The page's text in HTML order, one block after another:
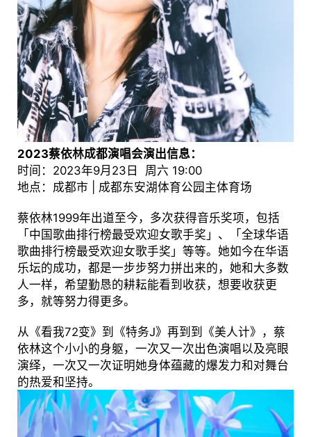
2023蔡依林成都演唱会演出信息：
时间：2023年9月23日 周六 19:00
地点：成都市 | 成都东安湖体育公园主体育场
蔡依林1999年出道至今，多次获得音乐奖项，包括
「中国歌曲排行榜最受欢迎女歌手奖」、「全球华语
歌曲排行榜最受欢迎女歌手奖」等等。她如今在华语
乐坛的成功，都是一步步努力拼出来的，她和大多数
人一样，希望勤恳的耕耘能看到收获，想要收获更
多，就等努力得更多。
从《看我72变》到《特务J》再到到《美人计》，蔡
依林这个小小的身躯，一次又一次出色演唱以及亮眼
演绎，一次又一次证明她身体蕴藏的爆发力和对舞台
的热爱和坚持。